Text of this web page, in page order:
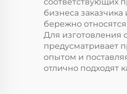
бизнеса
бережно
Для изготовления
предусматривает
опытом и
отлично подходят